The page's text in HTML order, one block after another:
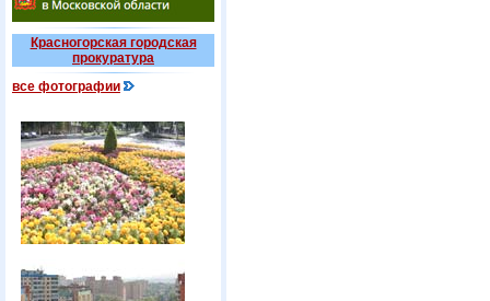
Красногорская городская
прокуратура
все фотографии